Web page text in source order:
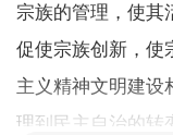
宗族的管理，使其
促使宗族创新，使
主义精神文明建设
理到民主自治的转